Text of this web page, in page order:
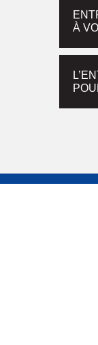
À